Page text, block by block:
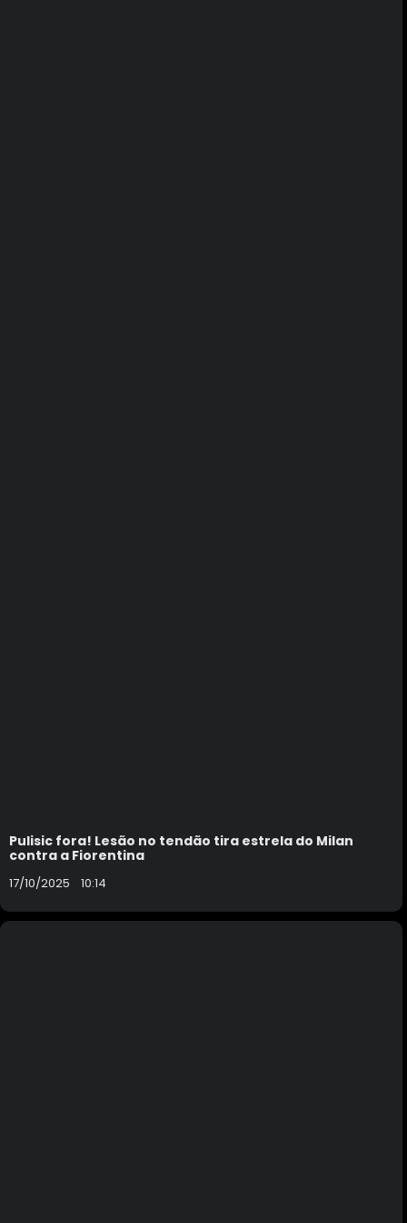
Pulisic fora! Lesão no tendão tira estrela do Milan
contra a Fiorentina
17/10/2025 10:14